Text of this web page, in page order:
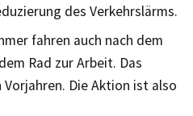
des Verkehrslärms.
fahren auch nach dem
Rad zur Arbeit. Das
Die Aktion ist also